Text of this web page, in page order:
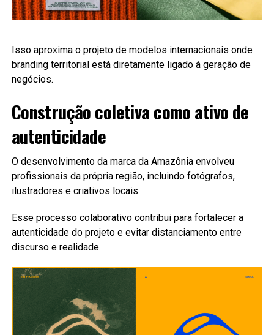
Isso aproxima o projeto de modelos internacionais onde
branding territorial está diretamente ligado à geração de
negócios.
Construção coletiva como ativo de
autenticidade
O desenvolvimento da marca da Amazônia envolveu
profissionais da própria região, incluindo fotógrafos,
ilustradores e criativos locais.
Esse processo colaborativo contribui para fortalecer a
autenticidade do projeto e evitar distanciamento entre
discurso e realidade.